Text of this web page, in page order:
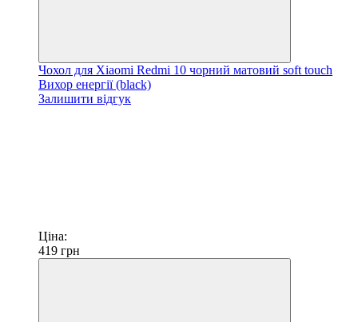
Чохол для Xiaomi Redmi 10 чорний матовий soft touch
Вихор енергії (black)
Залишити відгук
Ціна:
419 грн